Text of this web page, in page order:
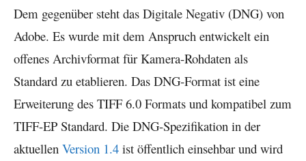
Dem gegenüber steht das Digitale Negativ (DNG) von
Adobe. Es wurde mit dem Anspruch entwickelt ein
offenes Archivformat für Kamera-Rohdaten als
Standard zu etablieren. Das DNG-Format ist eine
Erweiterung des TIFF 6.0 Formats und kompatibel zum
TIFF-EP Standard. Die DNG-Spezifikation in der
aktuellen Version 1.4 ist öffentlich einsehbar und wird